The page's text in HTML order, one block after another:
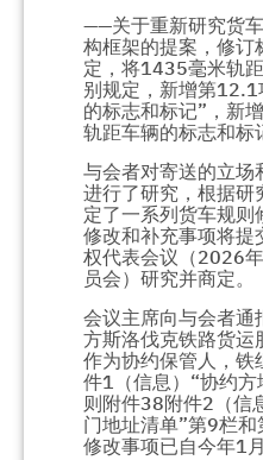
——关于重新研究货
构框架的提案，修订
定，将1435毫米轨
别规定，新增第
的标志和标记”，新
轨距车辆的标志和标
与会者对寄送的立场
进行了研究，根据研
定了一系列货车规则
修改和补充事项将提
权代表会议（2026
员会）研究并商定。
会议主席向与会者通
方斯洛伐克铁路货运
作为协约保管人，铁
件1（信息）“协约
则附件38附件2（信
门地址清单”第9栏和
修改事项已自今年1